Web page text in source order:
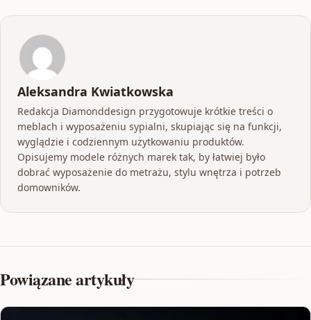
Aleksandra Kwiatkowska
Redakcja Diamonddesign przygotowuje krótkie treści o
meblach i wyposażeniu sypialni, skupiając się na funkcji,
wyglądzie i codziennym użytkowaniu produktów.
Opisujemy modele różnych marek tak, by łatwiej było
dobrać wyposażenie do metrażu, stylu wnętrza i potrzeb
domowników.
Powiązane artykuły